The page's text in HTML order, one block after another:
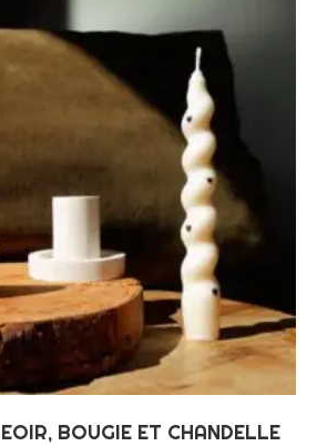
BOUGIE ET CHANDELLE